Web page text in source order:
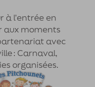
à l’entrée en
aux moments
avec
: Carnaval,
organisées.